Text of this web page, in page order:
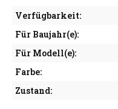
Verfügbarkeit:
Für Baujahr(e):
Für Modell(e):
Farbe:
Zustand: